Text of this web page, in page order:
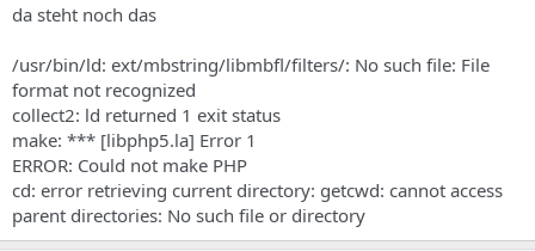
da steht noch das
/usr/bin/ld: ext/mbstring/libmbfl/filters/: No such file: File
format not recognized
collect2: ld returned 1 exit status
make: *** [libphp5.la] Error 1
ERROR: Could not make PHP
cd: error retrieving current directory: getcwd: cannot access
parent directories: No such file or directory